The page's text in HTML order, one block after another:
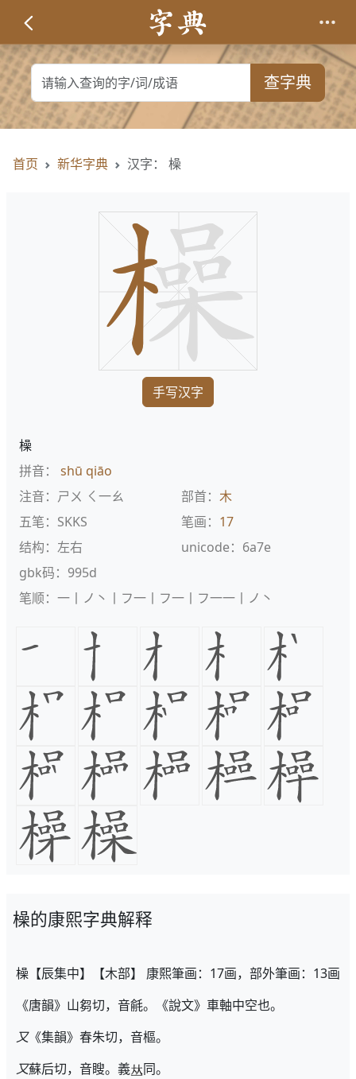
查字典
首页 新华字典 汉字： 橾
手写汉字
橾
拼音： shū qiāo
注音：ㄕㄨ ㄑ一ㄠ
部首： 木
五笔：SKKS
笔画： 17
结构：左右
unicode：6a7e
gbk码：995d
笔顺：一丨ノ丶丨フ一丨フ一丨フ一一丨ノ丶
橾的康熙字典解释
橾【辰集中】【木部】 康熙筆画：17画，部外筆画：13画
《唐韻》山芻切，音毹。《說文》車軸中空也。
又《集韻》春朱切，音樞。
又蘇后切，音瞍。義
同。